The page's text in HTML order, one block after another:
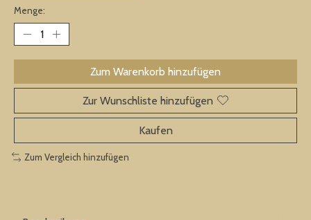
Menge:
Zum Warenkorb hinzufügen
Zur Wunschliste hinzufügen
Kaufen
Zum Vergleich hinzufügen